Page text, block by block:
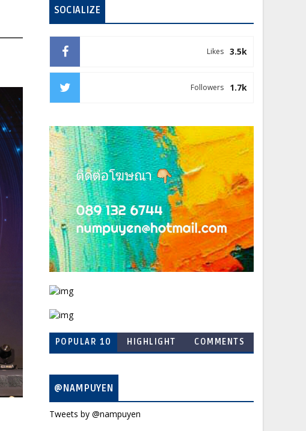
SOCIALIZE
3.5k
Likes
1.7k
Followers
POPULAR 10 HIGHLIGHT COMMENTS
@NAMPUYEN
Tweets by @nampuyen